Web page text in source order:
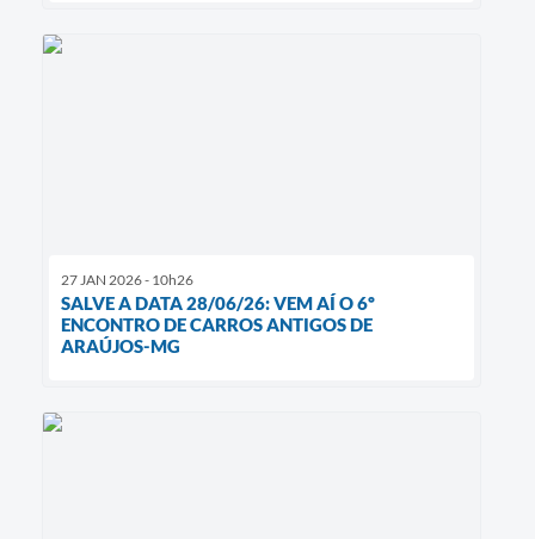
27 JAN 2026 - 10h26
SALVE A DATA 28/06/26: VEM AÍ O 6º
ENCONTRO DE CARROS ANTIGOS DE
ARAÚJOS-MG